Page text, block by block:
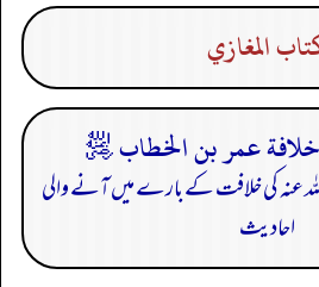
المغازي
عنہ کی خلافت کے بارے میں آنے والی
احادیث